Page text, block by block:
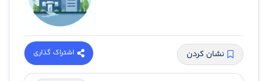
نشان کردن اشتراک گذاری